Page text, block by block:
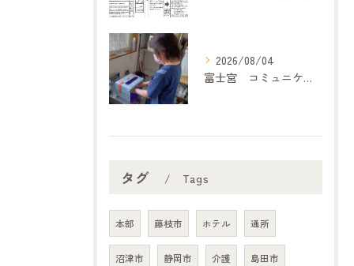
2026/08/04
富士宮 コミュニケーション
タグ Tags
本部 藤枝市 ホテル 通所
沼津市 静岡市 介護 島田市